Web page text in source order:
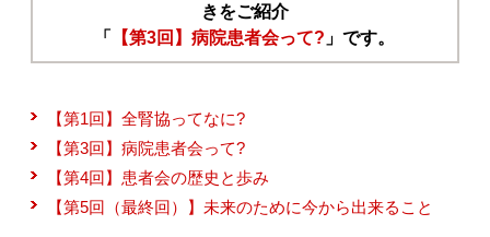
きをご紹介
「 【第3回】病院患者会って? 」です。
【第1回】全腎協ってなに?
【第3回】病院患者会って?
【第4回】患者会の歴史と歩み
【第5回（最終回）】未来のために今から出来ること